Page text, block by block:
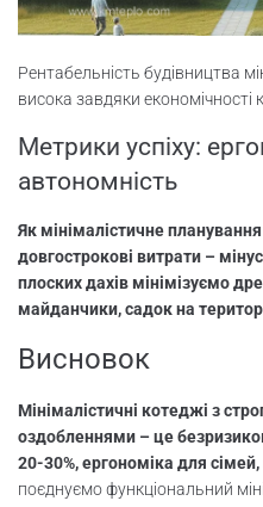
Рентабельність будівництва
висока завдяки економічності
Метрики успіху:
автономність
Як мінімалістичне
довгострокові витрати –
плоских дахів мінімізуємо
майданчики, садок на
Висновок
Мінімалістичні котеджі з
оздобленнями – це
20-30%, ергономіка для
поєднуємо функціональний